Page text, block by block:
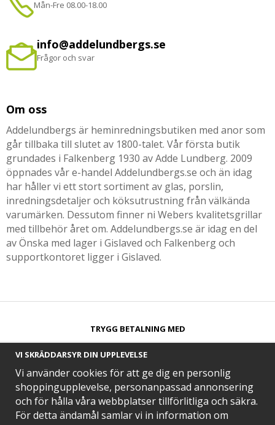
Mån-Fre 08.00-18.00
info@addelundbergs.se
Frågor och svar
Om oss
Addelundbergs är heminredningsbutiken med anor som
går tillbaka till slutet av 1800-talet. Vår första butik
grundades i Falkenberg 1930 av Adde Lundberg. 2009
öppnades vår e-handel Addelundbergs.se och än idag
har håller vi ett stort sortiment av glas, porslin,
inredningsdetaljer och köksutrustning från välkända
varumärken. Dessutom finner ni Webers kvalitetsgrillar
med tillbehör året om. Addelundbergs.se är idag en del
av Önska med lager i Gislaved och Falkenberg och
supportkontoret ligger i Gislaved.
TRYGG BETALNING MED​
SNABB LEVERANS MED
VI SKRÄDDARSYR DIN UPPLEVELSE
Vi använder cookies för att ge dig en personlig
shoppingupplevelse, personanpassad annonsering
och för hålla våra webbplatser tillförlitliga och säkra.
För detta ändamål samlar vi in information om